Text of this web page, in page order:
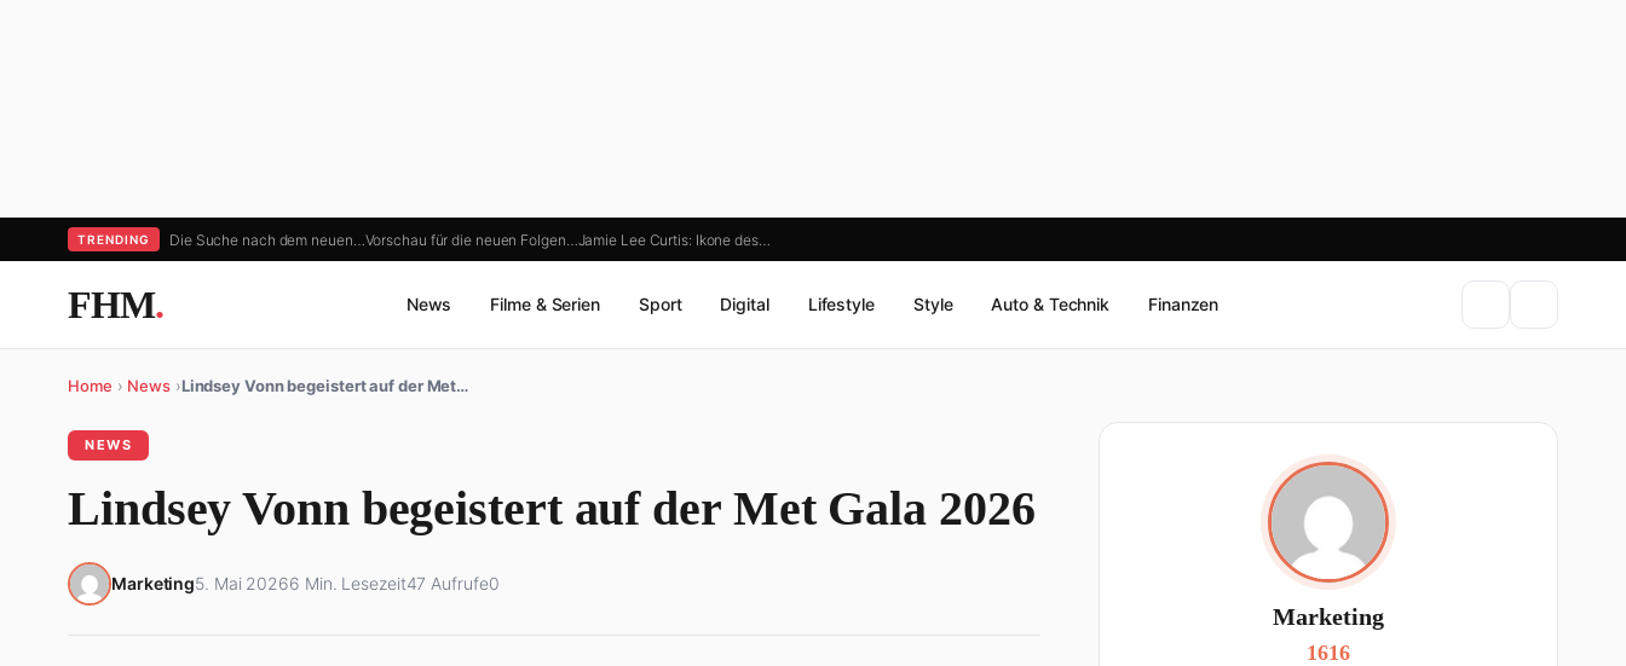
TRENDING Die Suche nach dem neuen… Vorschau für die neuen Folgen… Jamie Lee Curtis: Ikone des…
FHM. News Filme & Serien Sport Digital Lifestyle Style Auto & Technik Finanzen
Home › News ›Lindsey Vonn begeistert auf der Met…
NEWS
Lindsey Vonn begeistert auf der Met Gala 2026
Marketing5. Mai 20266 Min. Lesezeit47 Aufrufe0
Marketing
1616